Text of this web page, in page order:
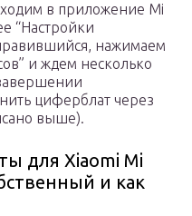
в приложение Mi
“Настройки
нажимаем
и ждем несколько
циферблат через
выше).
для Xiaomi Mi
и как